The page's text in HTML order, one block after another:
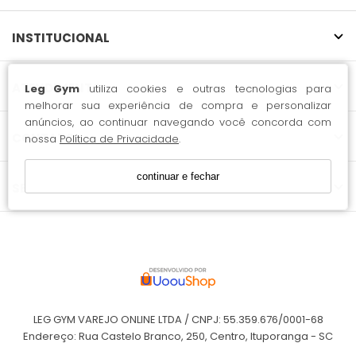
Leg Gym utiliza cookies e outras tecnologias para
melhorar sua experiência de compra e personalizar
anúncios, ao continuar navegando você concorda com
nossa Política de Privacidade.
continuar e fechar
INSTITUCIONAL
ATENDIMENTO
CONTATO
SELOS
LEG GYM VAREJO ONLINE LTDA / CNPJ: 55.359.676/0001-68
Endereço: Rua Castelo Branco, 250, Centro, Ituporanga - SC